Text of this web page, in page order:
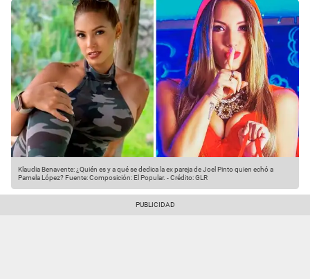
Klaudia Benavente: ¿Quién es y a qué se dedica la ex pareja de Joel Pinto quien echó a
Pamela López?Fuente: Composición: El Popular. -Crédito: GLR